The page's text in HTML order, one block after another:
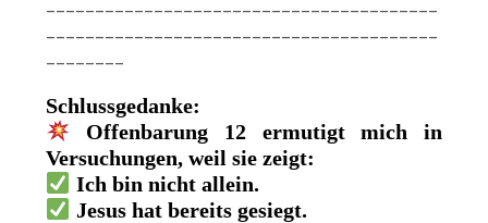
Schlussgedanke:
Offenbarung 12 ermutigt mich in
Versuchungen, weil sie zeigt:
Ich bin nicht allein.
Jesus hat bereits gesiegt.